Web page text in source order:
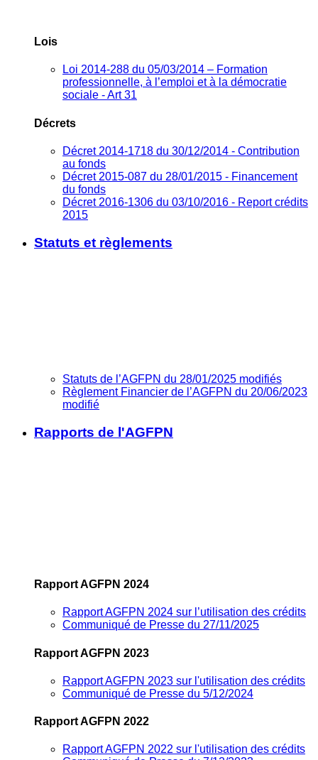
Lois
Loi 2014-288 du 05/03/2014 – Formation
professionnelle, à l’emploi et à la démocratie
sociale - Art 31
Décrets
Décret 2014-1718 du 30/12/2014 - Contribution
au fonds
Décret 2015-087 du 28/01/2015 - Financement
du fonds
Décret 2016-1306 du 03/10/2016 - Report crédits
2015
Statuts et règlements
Statuts de l’AGFPN du 28/01/2025 modifiés
Règlement Financier de l’AGFPN du 20/06/2023
modifié
Rapports de l'AGFPN
Rapport AGFPN 2024
Rapport AGFPN 2024 sur l’utilisation des crédits
Communiqué de Presse du 27/11/2025
Rapport AGFPN 2023
Rapport AGFPN 2023 sur l'utilisation des crédits
Communiqué de Presse du 5/12/2024
Rapport AGFPN 2022
Rapport AGFPN 2022 sur l'utilisation des crédits